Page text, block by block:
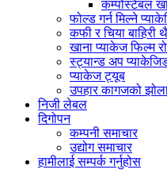
कम्पोस्टेबल
फोल्ड गर्न मिल्ने
कफी र चिया बाहिरी
खाना प्याकेज फिल्म
स्ट्यान्ड अप
प्याकेज ट्यूब
उपहार कागजको
निजी लेबल
दिगोपन
कम्पनी समाचार
उद्योग समाचार
हामीलाई सम्पर्क गर्नुहोस